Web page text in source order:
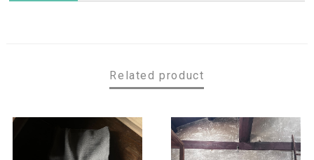
Related product